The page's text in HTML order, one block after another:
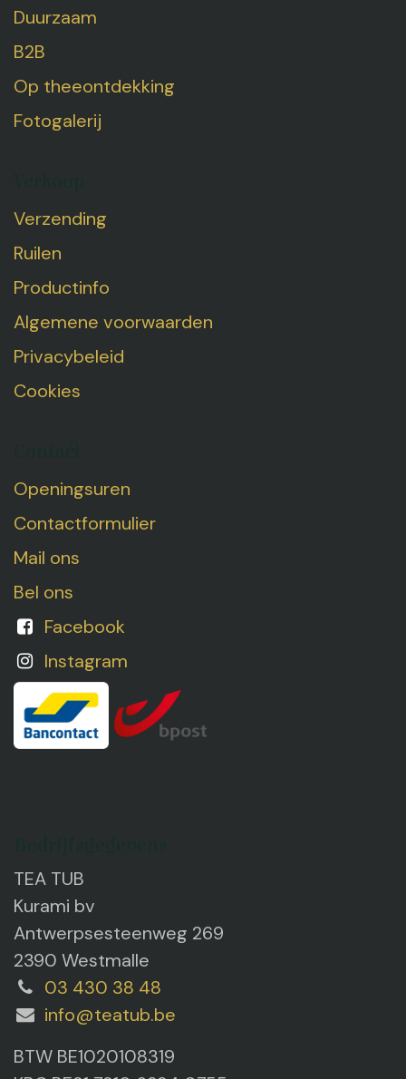
Duurzaam
B2B
Op theeontdekking
Fotogalerij
Verzending
Ruilen
Productinfo
Algemene voorwaarden
Privacybeleid
Cookies
Openingsuren
Contactformulier
Mail ons
Bel ons
Facebook
Instagram
TEA TUB
Kurami bv
Antwerpsesteenweg 269
2390 Westmalle
03 430 38 48
info@teatub.be
BTW BE1020108319